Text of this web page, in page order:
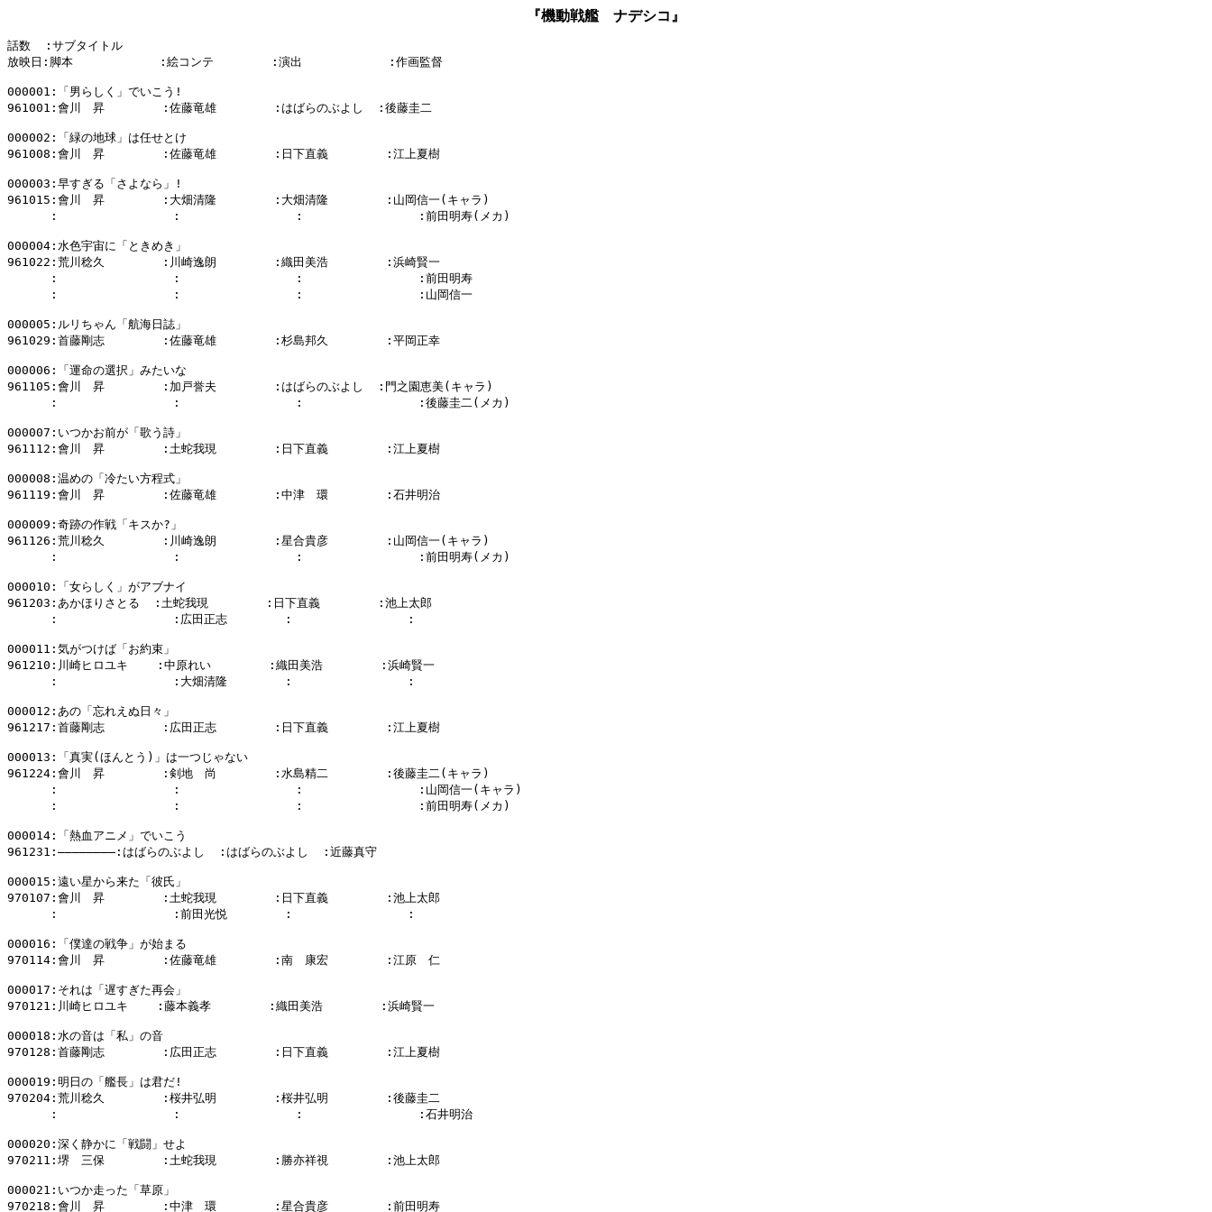
『機動戦艦 ナデシコ』
話数  :サブタイトル
放映日:脚本            :絵コンテ        :演出            :作画監督
000001:「男らしく」でいこう!
961001:會川　昇        :佐藤竜雄        :はばらのぶよし  :後藤圭二
000002:「緑の地球」は任せとけ
961008:會川　昇        :佐藤竜雄        :日下直義        :江上夏樹
000003:早すぎる「さよなら」!
961015:會川　昇        :大畑清隆        :大畑清隆        :山岡信一(キャラ)
      :                :                :                :前田明寿(メカ)
000004:水色宇宙に「ときめき」
961022:荒川稔久        :川崎逸朗        :織田美浩        :浜崎賢一
      :                :                :                :前田明寿
      :                :                :                :山岡信一
000005:ルリちゃん「航海日誌」
961029:首藤剛志        :佐藤竜雄        :杉島邦久        :平岡正幸
000006:「運命の選択」みたいな
961105:會川　昇        :加戸誉夫        :はばらのぶよし  :門之園恵美(キャラ)
      :                :                :                :後藤圭二(メカ)
000007:いつかお前が「歌う詩」
961112:會川　昇        :土蛇我現        :日下直義        :江上夏樹
000008:温めの「冷たい方程式」
961119:會川　昇        :佐藤竜雄        :中津　環        :石井明治
000009:奇跡の作戦「キスか?」
961126:荒川稔久        :川崎逸朗        :星合貴彦        :山岡信一(キャラ)
      :                :                :                :前田明寿(メカ)
000010:「女らしく」がアブナイ
961203:あかほりさとる  :土蛇我現        :日下直義        :池上太郎
      :                :広田正志        :                :
000011:気がつけば「お約束」
961210:川崎ヒロユキ    :中原れい        :織田美浩        :浜崎賢一
      :                :大畑清隆        :                :
000012:あの「忘れえぬ日々」
961217:首藤剛志        :広田正志        :日下直義        :江上夏樹
000013:「真実(ほんとう)」は一つじゃない
961224:會川　昇        :剣地　尚        :水島精二        :後藤圭二(キャラ)
      :                :                :                :山岡信一(キャラ)
      :                :                :                :前田明寿(メカ)
000014:「熱血アニメ」でいこう
961231:――――――――:はばらのぶよし  :はばらのぶよし  :近藤真守
000015:遠い星から来た「彼氏」
970107:會川　昇        :土蛇我現        :日下直義        :池上太郎
      :                :前田光悦        :                :
000016:「僕達の戦争」が始まる
970114:會川　昇        :佐藤竜雄        :南　康宏        :江原　仁
000017:それは「遅すぎた再会」
970121:川崎ヒロユキ    :藤本義孝        :織田美浩        :浜崎賢一
000018:水の音は「私」の音
970128:首藤剛志        :広田正志        :日下直義        :江上夏樹
000019:明日の「艦長」は君だ!
970204:荒川稔久        :桜井弘明        :桜井弘明        :後藤圭二
      :                :                :                :石井明治
000020:深く静かに「戦闘」せよ
970211:堺　三保        :土蛇我現        :勝亦祥視        :池上太郎
000021:いつか走った「草原」
970218:會川　昇        :中津　環        :星合貴彦        :前田明寿